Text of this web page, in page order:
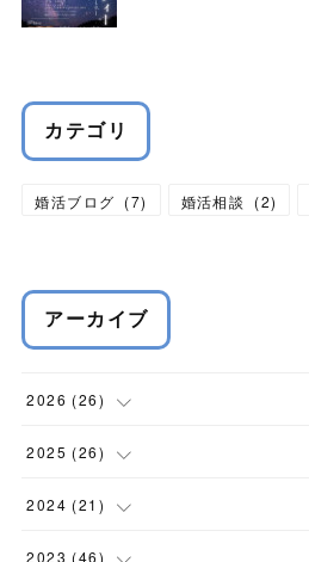
カテゴリ
婚活ブログ (7) 婚活相談 (2)
アーカイブ
2026 (26)
(1)
(1 )
(4)
2025 (26)
(2 )
(6)
2024 (21 )
(3)
2023 (46)